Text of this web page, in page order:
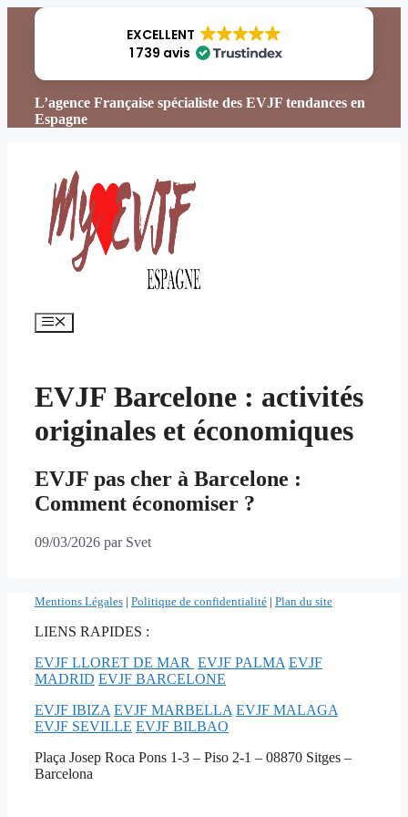
Aller
EXCELLENT
1 739 avis
L’agence Française spécialiste des EVJF tendances en
Espagne
Menu
EVJF Barcelone : activités
originales et économiques
EVJF pas cher à Barcelone :
Comment économiser ?
09/03/2026 par Svet
Mentions Légales | Politique de confidentialité | Plan du site
LIENS RAPIDES :
EVJF LLORET DE MAR EVJF PALMA EVJF
MADRID EVJF BARCELONE
EVJF IBIZA EVJF MARBELLA EVJF MALAGA
EVJF SEVILLE EVJF BILBAO
Plaça Josep Roca Pons 1-3 – Piso 2-1 – 08870 Sitges –
Barcelona